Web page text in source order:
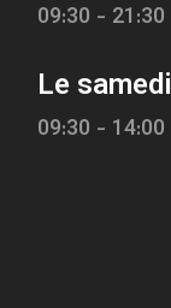
09:30 - 21:30
Le samedi
09:30 - 14:00